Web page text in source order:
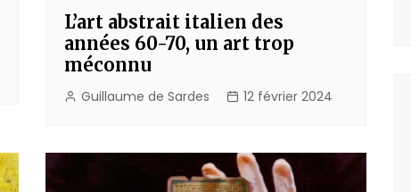
L’art abstrait italien des
années 60-70, un art trop
méconnu
Guillaume de Sardes 12 février 2024